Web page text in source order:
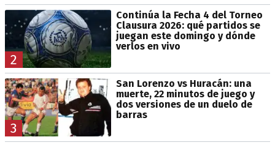
2
Continúa la Fecha 4 del Torneo
Clausura 2026: qué partidos se
juegan este domingo y dónde
verlos en vivo
3
San Lorenzo vs Huracán: una
muerte, 22 minutos de juego y
dos versiones de un duelo de
barras